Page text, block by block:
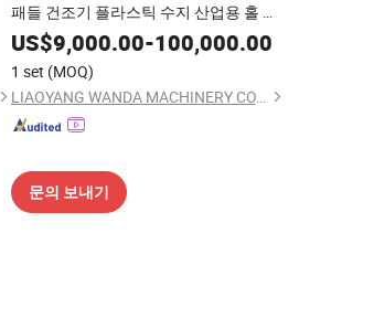
패들 건조기 플라스틱 수지 산업용 홀 블
레이드 건조기 첨단 기술과 고품질
US$9,000.00-100,000.00
1 set (MOQ)
LIAOYANG WANDA MACHINERY CO., LTD.
문의 보내기